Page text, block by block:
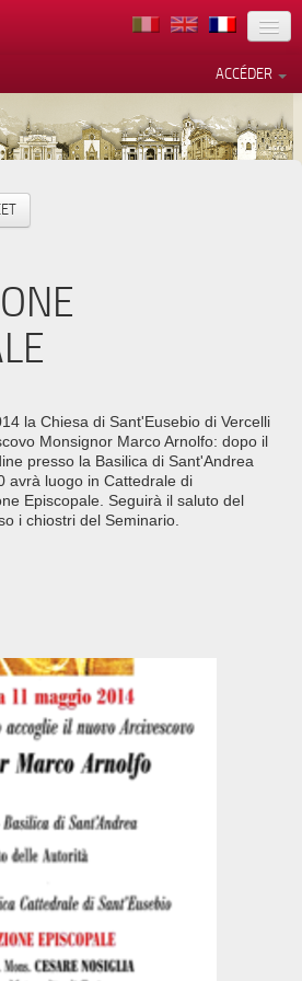
ACCÉDER
la Chiesa di Sant'Eusebio di Vercelli
Monsignor Marco Arnolfo: dopo il
presso la Basilica di Sant'Andrea
avrà luogo in Cattedrale di
Episcopale. Seguirà il saluto del
i chiostri del Seminario.
la collecte
choix en matière de
confidentialité